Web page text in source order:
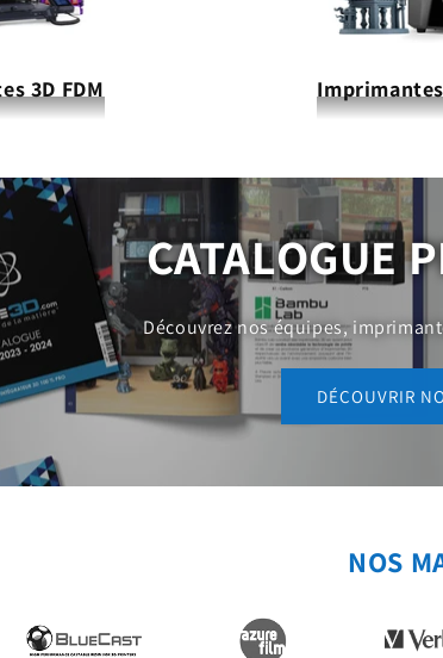
3D FDM
CATALOGUE
Découvrez nos équipes,
DÉCOUVRIR
NOS